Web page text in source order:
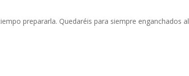
prepararla. Quedaréis para siempre enganchados al